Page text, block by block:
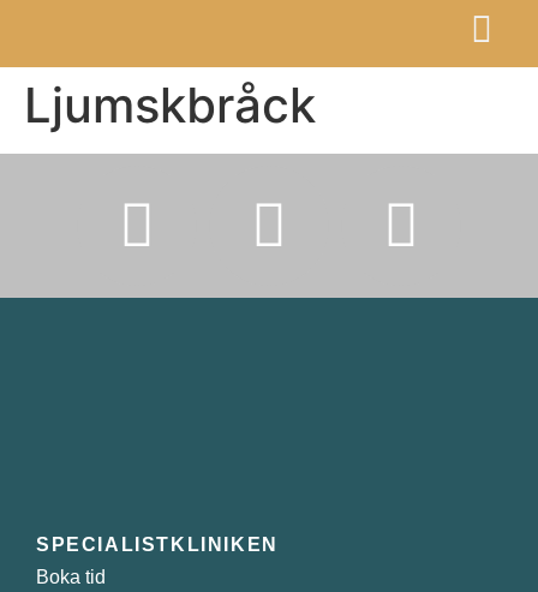
Ljumskbråck
SPECIALISTKLINIKEN
Boka tid